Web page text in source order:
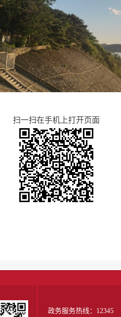
扫一扫在手机上打开页面
政务服务热线：12345